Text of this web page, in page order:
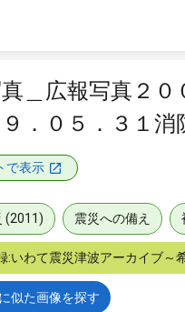
＿広報写真２０
．０５．３１消
で表示
(2011) 震災への備え
:いわて震災津波アーカイブ～
似た画像を探す